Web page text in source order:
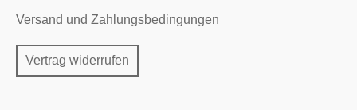
Versand und Zahlungsbedingungen
Vertrag widerrufen